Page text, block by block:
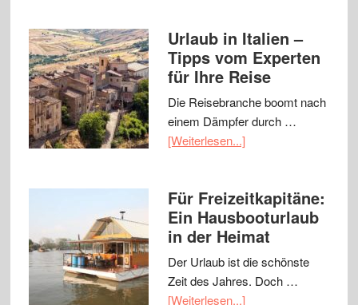
Urlaub in Italien –
Tipps vom Experten
für Ihre Reise
Die Reisebranche boomt nach
einem Dämpfer durch …
[Weiterlesen...]
Für Freizeitkapitäne:
Ein Hausbooturlaub
in der Heimat
Der Urlaub ist die schönste
Zeit des Jahres. Doch …
[Weiterlesen...]